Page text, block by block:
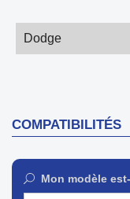
Dodge
COMPATIBILITÉS
Mon modèle